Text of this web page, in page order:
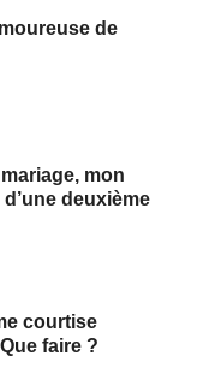
de
mon
deuxième
courtise
faire ?